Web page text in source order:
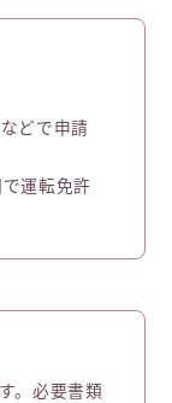
どで申請
運転免許
。必要書類